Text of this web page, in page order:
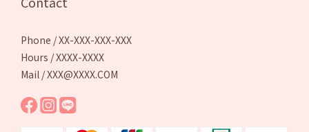
Phone / XX-XXX-XXX-XXX
Hours / XXXX-XXXX
Mail / XXX@XXXX.COM